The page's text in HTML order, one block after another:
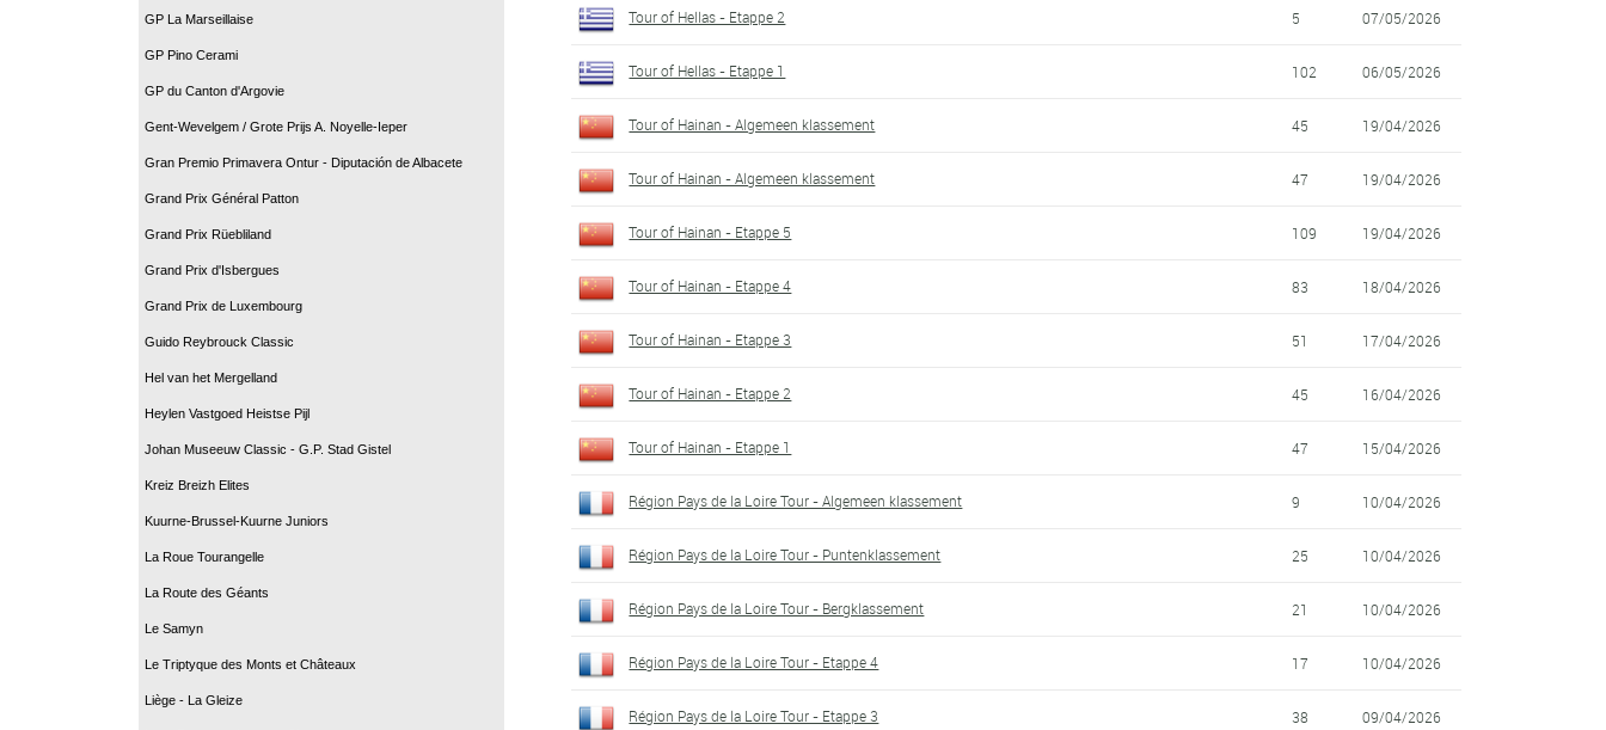
GP La Marseillaise
GP Pino Cerami
GP du Canton d'Argovie
Gent-Wevelgem / Grote Prijs A. Noyelle-Ieper
Gran Premio Primavera Ontur - Diputación de Albacete
Grand Prix Général Patton
Grand Prix Rüebliland
Grand Prix d'Isbergues
Grand Prix de Luxembourg
Guido Reybrouck Classic
Hel van het Mergelland
Heylen Vastgoed Heistse Pijl
Johan Museeuw Classic - G.P. Stad Gistel
Kreiz Breizh Elites
Kuurne-Brussel-Kuurne Juniors
La Roue Tourangelle
La Route des Géants
Le Samyn
Le Triptyque des Monts et Châteaux
Liège - La Gleize
Tour of Hellas - Etappe 2 5 07/05/2026
Tour of Hellas - Etappe 1 102 06/05/2026
Tour of Hainan - Algemeen klassement 45 19/04/2026
Tour of Hainan - Algemeen klassement 47 19/04/2026
Tour of Hainan - Etappe 5 109 19/04/2026
Tour of Hainan - Etappe 4 83 18/04/2026
Tour of Hainan - Etappe 3 51 17/04/2026
Tour of Hainan - Etappe 2 45 16/04/2026
Tour of Hainan - Etappe 1 47 15/04/2026
Région Pays de la Loire Tour - Algemeen klassement 9 10/04/2026
Région Pays de la Loire Tour - Puntenklassement 25 10/04/2026
Région Pays de la Loire Tour - Bergklassement 21 10/04/2026
Région Pays de la Loire Tour - Etappe 4 17 10/04/2026
Région Pays de la Loire Tour - Etappe 3 38 09/04/2026